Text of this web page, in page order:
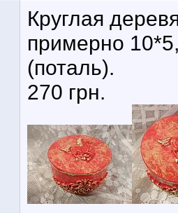
Круглая
примерно
(поталь).
270 грн.